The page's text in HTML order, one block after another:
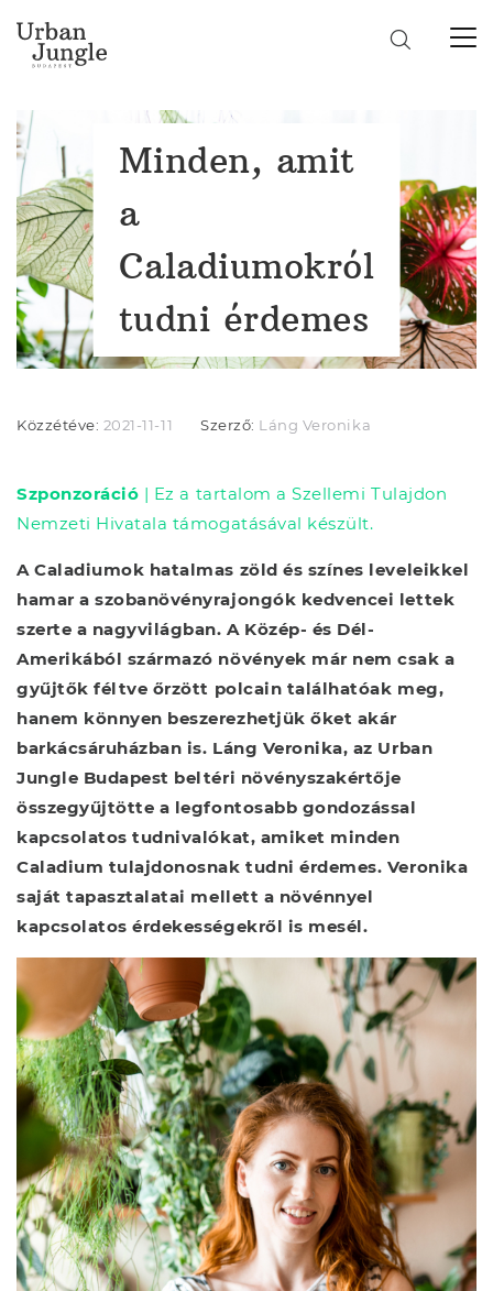
Minden, amit
a
Caladiumokról
tudni érdemes
Közzétéve: 2021-11-11 Szerző: Láng Veronika
Szponzoráció | Ez a tartalom a Szellemi Tulajdon
Nemzeti Hivatala támogatásával készült.
A Caladiumok hatalmas zöld és színes leveleikkel
hamar a szobanövényrajongók kedvencei lettek
szerte a nagyvilágban. A Közép- és Dél-
Amerikából származó növények már nem csak a
gyűjtők féltve őrzött polcain találhatóak meg,
hanem könnyen beszerezhetjük őket akár
barkácsáruházban is. Láng Veronika, az Urban
Jungle Budapest beltéri növényszakértője
összegyűjtötte a legfontosabb gondozással
kapcsolatos tudnivalókat, amiket minden
Caladium tulajdonosnak tudni érdemes. Veronika
saját tapasztalatai mellett a növénnyel
kapcsolatos érdekességekről is mesél.